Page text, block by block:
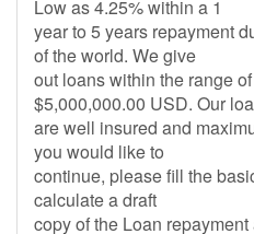
Low as 4.25% within a 1
year to 5 years repayment
of the world. We give
out loans within the range
$5,000,000.00 USD. Our
are well insured and
you would like to
continue, please fill the
calculate a draft
copy of the Loan